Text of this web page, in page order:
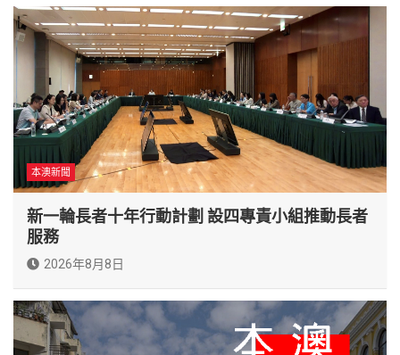
本澳新聞
新一輪長者十年行動計劃 設四專責小組推動長者
服務
2026年8月8日